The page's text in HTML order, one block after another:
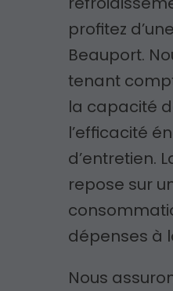
profitez
Beauport.
tenant
la capacité
l’efficacité
d’entretien.
repose sur
dépenses à
Nous